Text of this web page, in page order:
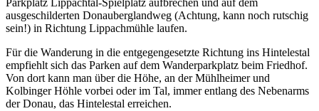
Parkplatz Lippachtal-Spielplatz aufbrechen und auf dem
ausgeschilderten Donauberglandweg (Achtung, kann noch rutschig
sein!) in Richtung Lippachmühle laufen.
Für die Wanderung in die entgegengesetzte Richtung ins Hintelestal
empfiehlt sich das Parken auf dem Wanderparkplatz beim Friedhof.
Von dort kann man über die Höhe, an der Mühlheimer und
Kolbinger Höhle vorbei oder im Tal, immer entlang des Nebenarms
der Donau, das Hintelestal erreichen.